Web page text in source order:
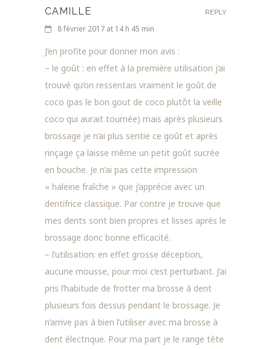
CAMILLE
8 février 2017 at 14 h 45 min
J’en profite pour donner mon avis :
– le goût : en effet à la première utilisation j’ai
trouvé qu’on ressentais vraiment le goût de
coco (pas le bon gout de coco plutôt la veille
coco qui aurait tournée) mais après plusieurs
brossage je n’ai plus sentie ce goût et après
rinçage ça laisse même un petit goût sucrée
en bouche. Je n’ai pas cette impression
« haleine fraîche » que j’apprécie avec un
dentifrice classique. Par contre je trouve que
mes dents sont bien propres et lisses après le
brossage donc bonne efficacité.
– l’utilisation: en effet grosse déception,
aucune mousse, pour moi c’est perturbant. J’ai
pris l’habitude de frotter ma brosse à dent
plusieurs fois dessus pendant le brossage. Je
n’arrive pas à bien l’utiliser avec ma brosse à
dent électrique. Pour ma part je le range tête
REPLY